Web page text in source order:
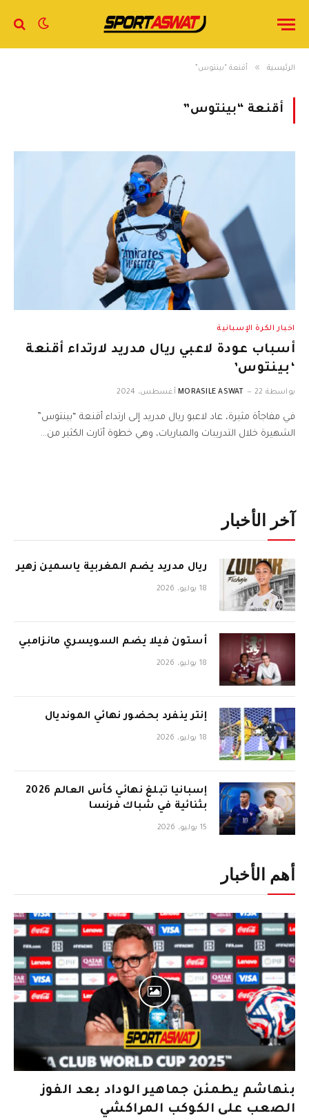
الرئيسية » أقنعة “بينتوس”
أقنعة “بينتوس”
اخبار الكرة الإسبانية
أسباب عودة لاعبي ريال مدريد لارتداء أقنعة
‘بينتوس’
بواسطة MORASILE ASWAT 22 أغسطس، 2024
في مفاجأة مثيرة، عاد لاعبو ريال مدريد إلى ارتداء أقنعة “بينتوس”
الشهيرة خلال التدريبات والمباريات، وهي خطوة أثارت الكثير من…
آخر الأخبار
ريال مدريد يضم المغربية ياسمين زهير
18 يوليو، 2026
أستون فيلا يضم السويسري مانزامبي
18 يوليو، 2026
إنتر ينفرد بحضور نهائي المونديال
18 يوليو، 2026
إسبانيا تبلغ نهائي كأس العالم 2026
بثنائية في شباك فرنسا
15 يوليو، 2026
أهم الأخبار
بنهاشم يطمئن جماهير الوداد بعد الفوز
الصعب على الكوكب المراكشي